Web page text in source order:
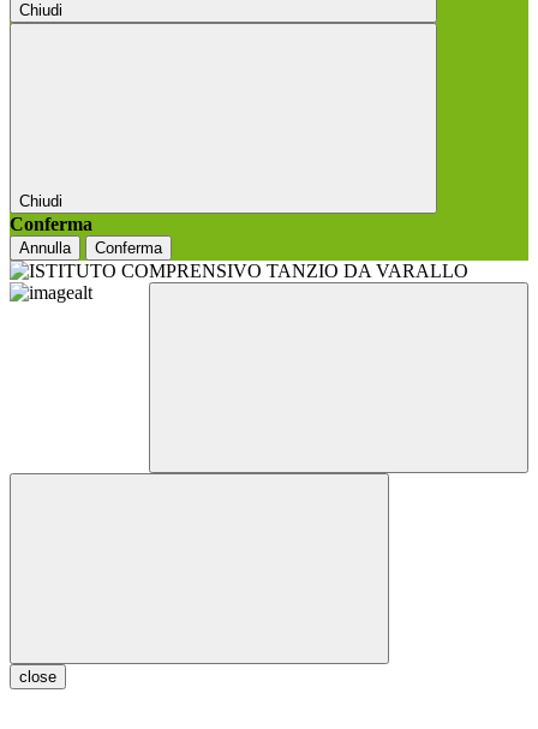
Chiudi
Chiudi
Conferma
Annulla Conferma
close